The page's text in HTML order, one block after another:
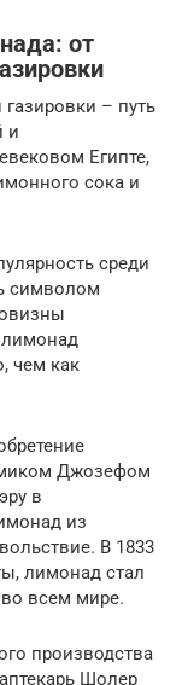
от
– путь
и
Египте,
сока и
среди
символом
лимонад
чем как
Джозефом
в
из
В 1833
лимонад стал
всем мире.
производства
Шолер